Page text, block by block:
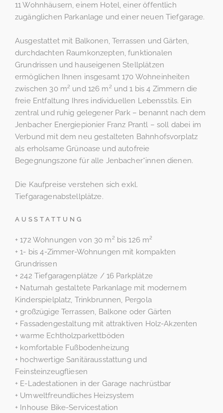
11 Wohnhäusern, einem Hotel, einer öffentlich
zugänglichen Parkanlage und einer neuen Tiefgarage.
Ausgestattet mit Balkonen, Terrassen und Gärten,
durchdachten Raumkonzepten, funktionalen
Grundrissen und hauseigenen Stellplätzen
ermöglichen Ihnen insgesamt 170 Wohneinheiten
zwischen 30 m² und 126 m² und 1 bis 4 Zimmern die
freie Entfaltung Ihres individuellen Lebensstils. Ein
zentral und ruhig gelegener Park – benannt nach dem
Jenbacher Energiepionier Franz Prantl – soll dabei im
Verbund mit dem neu gestalteten Bahnhofsvorplatz
als erholsame Grünoase und autofreie
Begegnungszone für alle Jenbacher*innen dienen.
Die Kaufpreise verstehen sich exkl.
Tiefgaragenabstellplätze.
AUSSTATTUNG
+ 172 Wohnungen von 30 m² bis 126 m²
+ 1- bis 4-Zimmer-Wohnungen mit kompakten
Grundrissen
+ 242 Tiefgaragenplätze / 16 Parkplätze
+ Naturnah gestaltete Parkanlage mit modernem
Kinderspielplatz, Trinkbrunnen, Pergola
+ großzügige Terrassen, Balkone oder Gärten
+ Fassadengestaltung mit attraktiven Holz-Akzenten
+ warme Echtholzparkettböden
+ komfortable Fußbodenheizung
+ hochwertige Sanitärausstattung und
Feinsteinzeugfliesen
+ E-Ladestationen in der Garage nachrüstbar
+ Umweltfreundliches Heizsystem
+ Inhouse Bike-Servicestation